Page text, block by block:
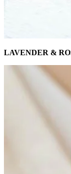
LAVENDER &